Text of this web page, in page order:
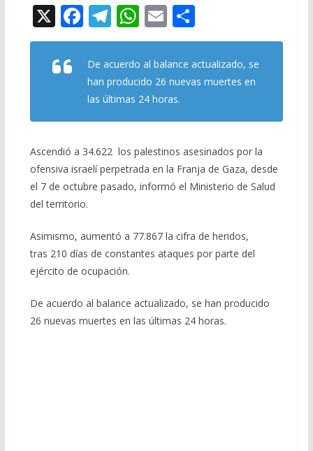
X F
ac
e
b
o
o
k
T
el
e
gr
a
m
W
h
at
s
A
p
p
E
m
ai
l
C
o
m
p
ti
r
De acuerdo al balance actualizado, se
han producido 26 nuevas muertes en
las últimas 24 horas.
Ascendió a 34.622 los palestinos asesinados por la
ofensiva israelí perpetrada en la Franja de Gaza, desde
el 7 de octubre pasado, informó el Ministerio de Salud
del territorio.
Asimismo, aumentó a 77.867 la cifra de heridos,
tras 210 días de constantes ataques por parte del
ejército de ocupación.
De acuerdo al balance actualizado, se han producido
26 nuevas muertes en las últimas 24 horas.